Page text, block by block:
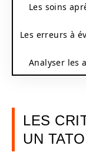
Les soins
Les erreurs à
Analyser les
LES
UN